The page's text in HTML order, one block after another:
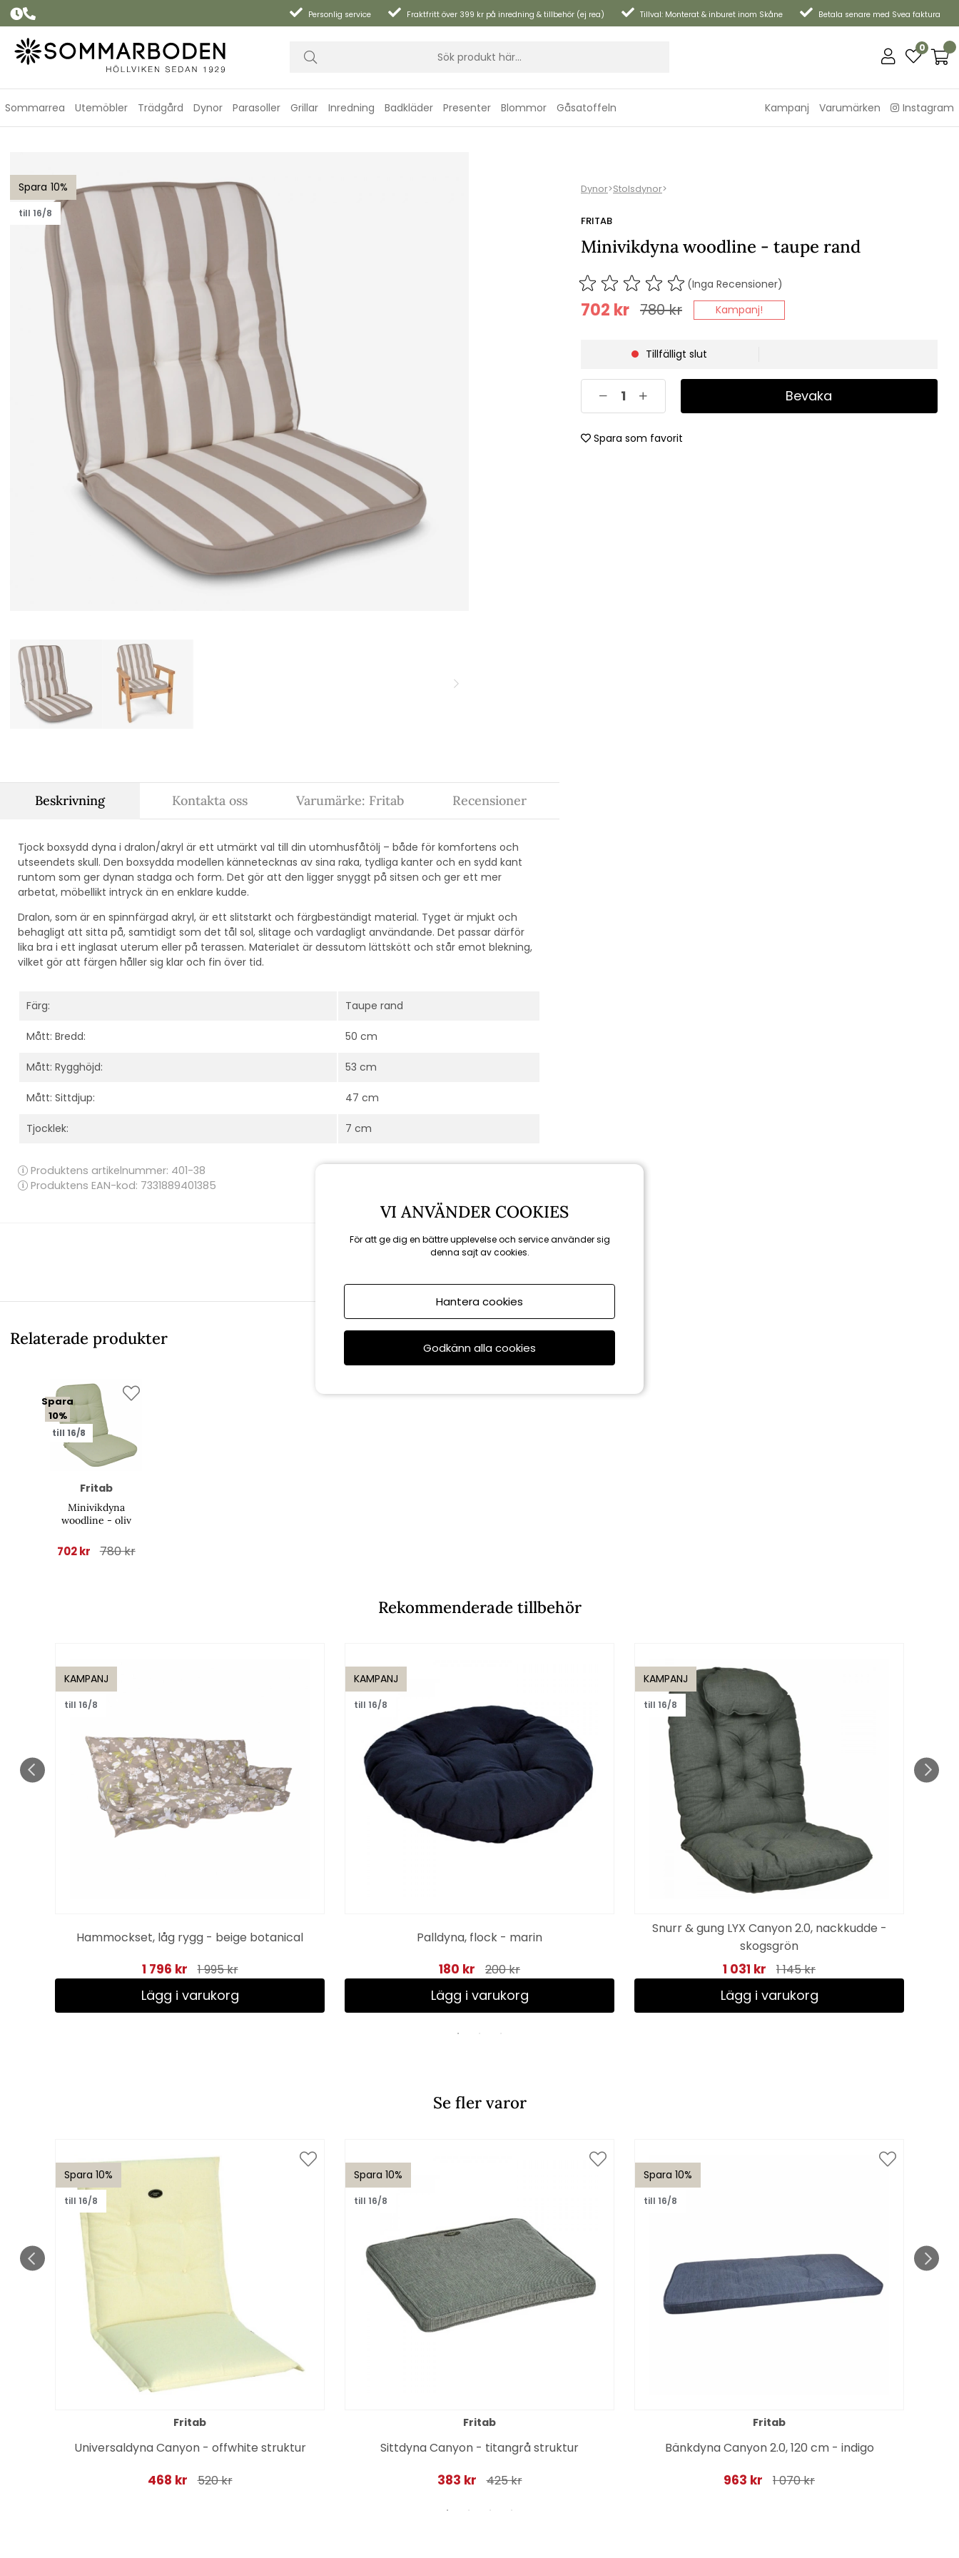
Personlig service Fraktfritt över 399 kr på inredning & tillbehör (ej rea) Tillval: Monterat & inburet inom Skåne Betala senare med Svea faktura
0
Sommarrea Utemöbler Trädgård Dynor Parasoller Grillar Inredning Badkläder Presenter Blommor Gåsatoffeln Kampanj Varumärken Instagram
10
till 16/8
Dynor>Stolsdynor>
FRITAB
Minivikdyna woodline - taupe rand
(Inga Recensioner)
780kr
702 kr Kampanj!
Tillfälligt slut
Bevaka
Spara som favorit
Beskrivning
Tjock boxsydd dyna i dralon/akryl är ett utmärkt val till din utomhusfåtölj – både för komfortens och
utseendets skull. Den boxsydda modellen kännetecknas av sina raka, tydliga kanter och en sydd kant
runtom som ger dynan stadga och form. Det gör att den ligger snyggt på sitsen och ger ett mer
arbetat, möbellikt intryck än en enklare kudde.
Dralon, som är en spinnfärgad akryl, är ett slitstarkt och färgbeständigt material. Tyget är mjukt och
behagligt att sitta på, samtidigt som det tål sol, slitage och vardagligt användande. Det passar därför
lika bra i ett inglasat uterum eller på terassen. Materialet är dessutom lättskött och står emot blekning,
vilket gör att färgen håller sig klar och fin över tid.
Färg: Taupe rand
Mått: Bredd: 50 cm
Mått: Rygghöjd: 53 cm
Mått: Sittdjup: 47 cm
Tjocklek: 7 cm
Produktens artikelnummer: 401-38
Produktens EAN-kod: 7331889401385
Kontakta oss Varumärke: Fritab Recensioner
Relaterade produkter
Spara
10%
till 16/8
Fritab
Minivikdyna
woodline - oliv
702 kr 780 kr
Rekommenderade tillbehör
KAMPANJ
till 16/8
Hammockset, låg rygg - beige botanical
1 796 kr 1 995 kr
Lägg i varukorg
KAMPANJ
till 16/8
Palldyna, flock - marin
180 kr 200 kr
Lägg i varukorg
KAMPANJ
till 16/8
Snurr & gung LYX Canyon 2.0, nackkudde -
skogsgrön
1 031 kr 1 145 kr
Lägg i varukorg
Se fler varor
Spara 10%
till 16/8
Fritab
Universaldyna Canyon - offwhite struktur
468 kr 520 kr
Spara 10%
till 16/8
Fritab
Sittdyna Canyon - titangrå struktur
383 kr 425 kr
Spara 10%
till 16/8
Fritab
Bänkdyna Canyon 2.0, 120 cm - indigo
963 kr 1 070 kr
VI ANVÄNDER COOKIES
För att ge dig en bättre upplevelse och service använder sig
denna sajt av cookies.
Hantera cookies
Godkänn alla cookies